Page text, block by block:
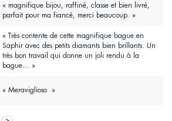
« magnifique bijou, raffiné, classe et bien livré,
parfait pour ma fiancé, merci beaucoup. »
« Très contente de cette magnifique bague en
Saphir avec des petits diamants bien brillants. Un
très bon travail qui donne un joli rendu à la
bague... »
« Meraviglioso »